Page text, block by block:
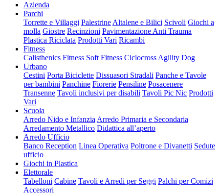
Azienda
Parchi
Torrette e Villaggi Palestrine Altalene e Bilici Scivoli Giochi a
molla Giostre Recinzioni Pavimentazione Anti Trauma
Plastica Riciclata Prodotti Vari Ricambi
Fitness
Calisthenics Fitness Soft Fitness Ciclocross Agility Dog
Urbano
Cestini Porta Biciclette Dissuasori Stradali Panche e Tavole
per bambini Panchine Fiorerie Pensiline Posacenere
Transenne Tavoli inclusivi per disabili Tavoli Pic Nic Prodotti
Vari
Scuola
Arredo Nido e Infanzia Arredo Primaria e Secondaria
Arredamento Metallico Didattica all’aperto
Arredo Ufficio
Banco Reception Linea Operativa Poltrone e Divanetti Sedute
ufficio
Giochi in Plastica
Elettorale
Tabelloni Cabine Tavoli e Arredi per Seggi Palchi per Comizi
Accessori